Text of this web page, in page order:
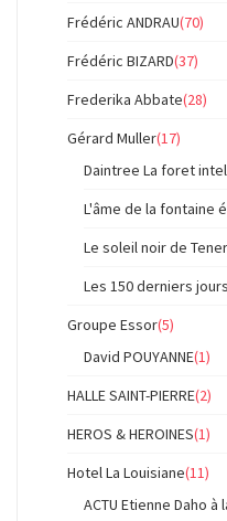
Frédéric ANDRAU(70)
Frédéric BIZARD(37)
Frederika Abbate(28)
Gérard Muller(17)
Daintree La foret
L'âme de la fontaine
Le soleil noir de
Les 150 derniers
Groupe Essor(5)
David POUYANNE(1)
HALLE SAINT-PIERRE(2)
HEROS & HEROINES(1)
Hotel La Louisiane(11)
ACTU Etienne Daho à